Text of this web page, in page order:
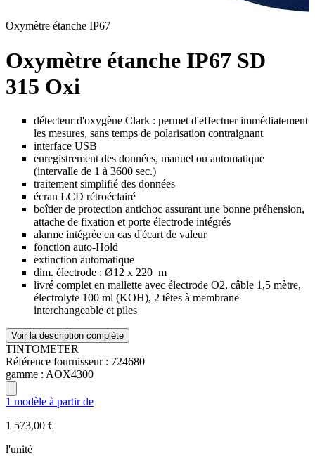
Oxymètre étanche IP67
Oxymètre étanche IP67 SD
315 Oxi
détecteur d'oxygène Clark : permet d'effectuer immédiatement
les mesures, sans temps de polarisation contraignant
interface USB
enregistrement des données, manuel ou automatique
(intervalle de 1 à 3600 sec.)
traitement simplifié des données
écran LCD rétroéclairé
boîtier de protection antichoc assurant une bonne préhension,
attache de fixation et porte électrode intégrés
alarme intégrée en cas d'écart de valeur
fonction auto-Hold
extinction automatique
dim. électrode : Ø12 x 220 m
livré complet en mallette avec électrode O2, câble 1,5 mètre,
électrolyte 100 ml (KOH), 2 têtes à membrane
interchangeable et piles
Voir la description complète
TINTOMETER
Référence fournisseur : 724680
gamme : AOX4300
1 modèle à partir de
1 573,00 €
l'unité